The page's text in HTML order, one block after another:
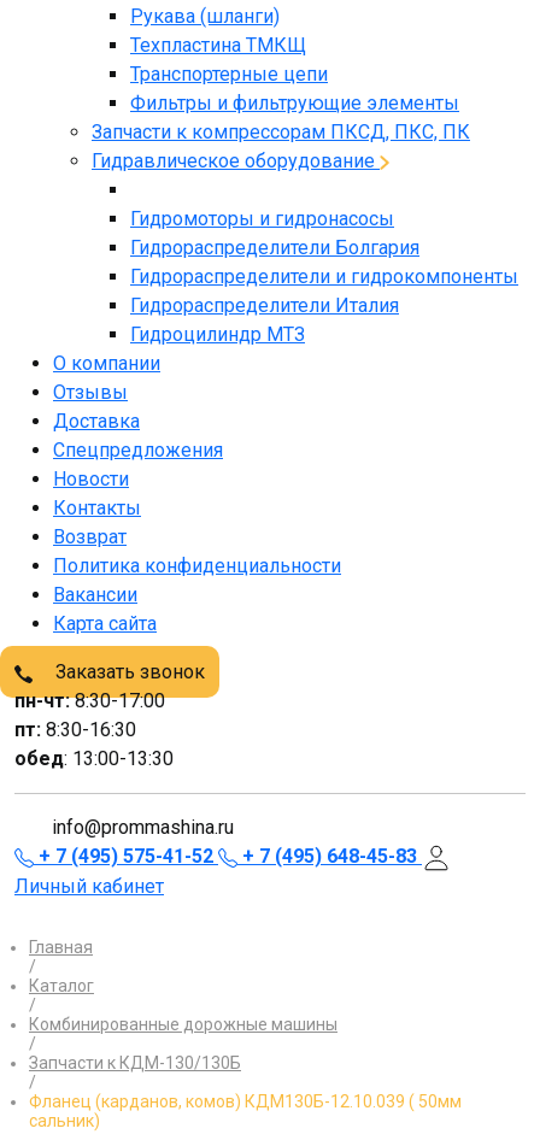
Рукава (шланги)
Техпластина ТМКЩ
Транспортерные цепи
Фильтры и фильтрующие элементы
Запчасти к компрессорам ПКСД, ПКС, ПК
Гидравлическое оборудование
Гидромоторы и гидронасосы
Гидрораспределители Болгария
Гидрораспределители и гидрокомпоненты
Гидрораспределители Италия
Гидроцилиндр МТЗ
О компании
Отзывы
Доставка
Спецпредложения
Новости
Контакты
Возврат
Политика конфиденциальности
Вакансии
Карта сайта
Заказать звонок
пн-чт:8:30-17:00
пт: 8:30-16:30
обед: 13:00-13:30
info@prommashina.ru
+ 7 (495) 575-41-52
+ 7 (495) 648-45-83
Личный кабинет
Главная
/
Каталог
/
Комбинированные дорожные машины
/
Запчасти к КДМ-130/130Б
/
Фланец (карданов, комов) КДМ130Б-12.10.039 ( 50мм
сальник)